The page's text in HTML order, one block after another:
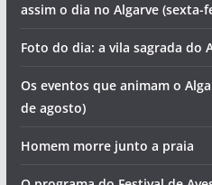
assim o dia no Algarve (sexta-
Foto do dia: a vila sagrada do
Os eventos que animam o
de agosto)
Homem morre junto a praia